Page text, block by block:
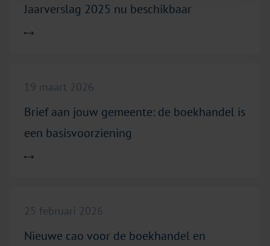
Jaarverslag 2025 nu beschikbaar
19 maart 2026
Brief aan jouw gemeente: de boekhandel is
een basisvoorziening
25 februari 2026
Nieuwe cao voor de boekhandel en